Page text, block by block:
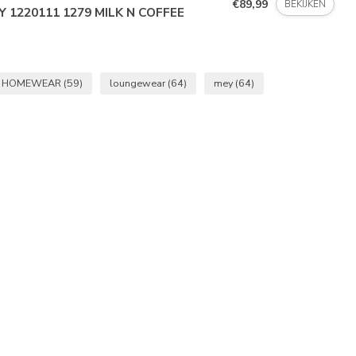
1220111 1279 MILK N COFFEE €89,99 BEKIJKEN
HOMEWEAR (59) loungewear (64) mey(64)